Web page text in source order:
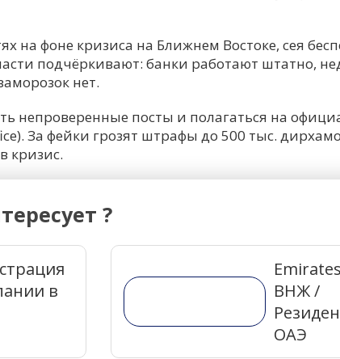
на фоне кризиса на Ближнем Востоке, сея
подчёркивают: банки работают штатно,
нет.
непроверенные посты и полагаться на
За фейки грозят штрафы до 500 тыс.
кризис.
?
в
ВНЖ /
ОАЭ